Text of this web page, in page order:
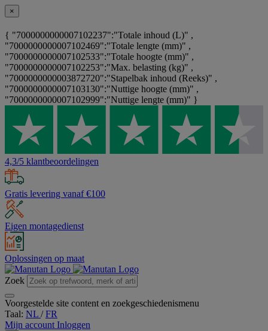
×
{ "7000000000007102237":"Totale inhoud (L)" ,
"7000000000007102469":"Totale lengte (mm)" ,
"7000000000007102533":"Totale hoogte (mm)" ,
"7000000000007102253":"Max. belasting (kg)" ,
"7000000000003872720":"Stapelbak inhoud (Reeks)" ,
"7000000000007103130":"Nuttige hoogte (mm)" ,
"7000000000007102999":"Nuttige lengte (mm)" }
4,3/5 klantbeoordelingen
Gratis levering vanaf €100
Eigen montagedienst
Oplossingen op maat
Zoek
Voorgestelde site content en zoekgeschiedenismenu
Taal: NL /FR
Mijn account Inloggen